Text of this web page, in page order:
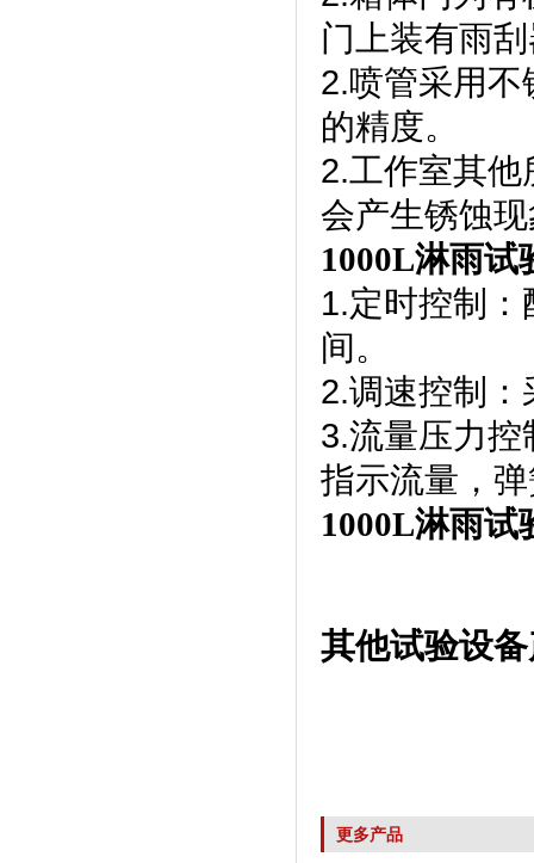
门上装有雨刮
2.喷管采用不锈
的精度。
2.工作室其他
会产生锈蚀现象
1000L淋雨试
1.定时控制
间。
2.调速控制：
3.流量压力控
指示流量
1000L淋雨试
其他试验设
更多产品